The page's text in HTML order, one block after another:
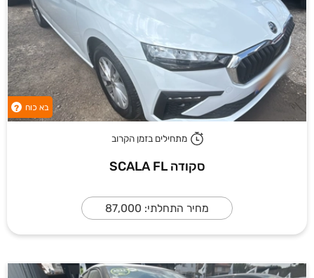
בא כוח ?
מתחילים בזמן הקרוב
סקודה SCALA FL
מחיר התחלתי: 87,000